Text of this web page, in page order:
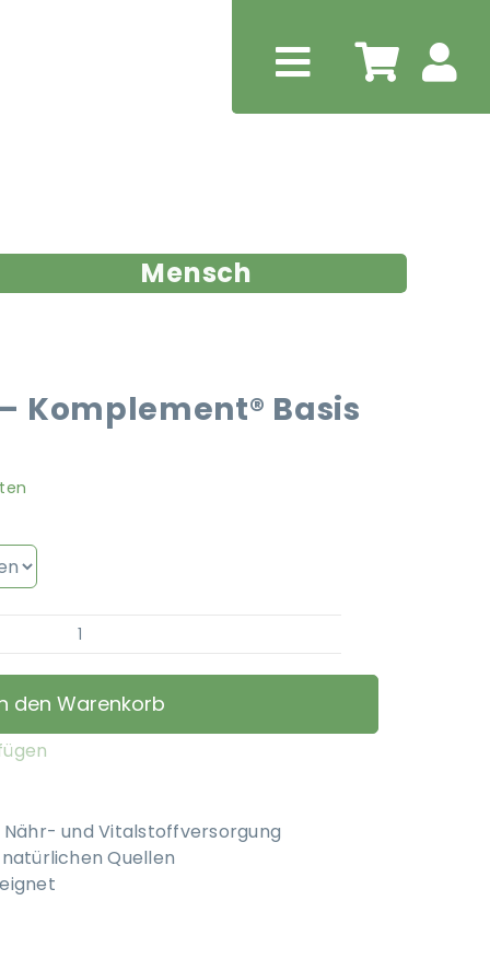
Mensch
Komplement® Basis
PerNaturam
–
Komplement®
den Warenkorb
und Vitalstoffversorgung
Quellen